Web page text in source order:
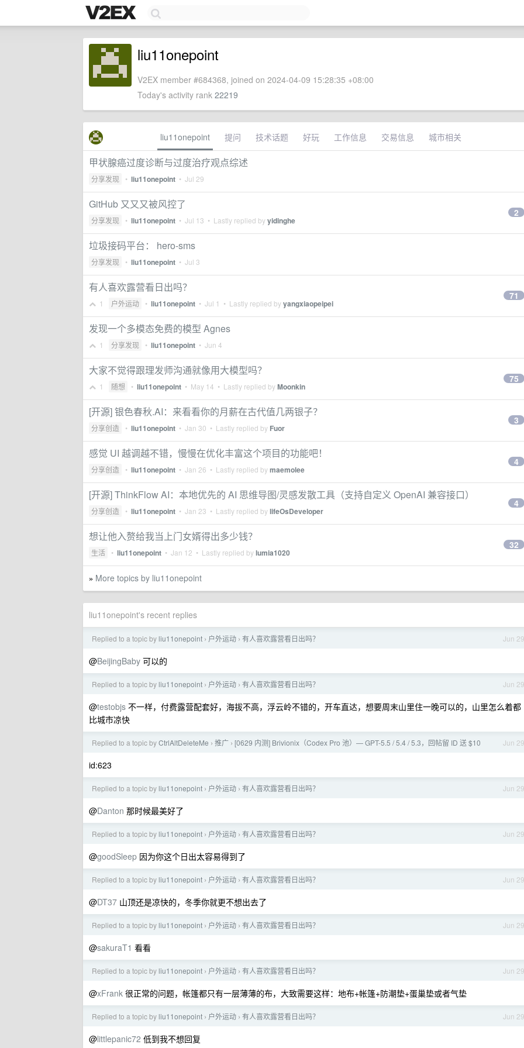
liu11onepoint
V2EX member #684368, joined on 2024-04-09 15:28:35 +08:00
Today's activity rank 22219
liu11onepoint 提问 技术话题 好玩 工作信息 交易信息 城市相关
甲状腺癌过度诊断与过度治疗观点综述
分享发现 • liu11onepoint • Jul 29
GitHub 又又又被风控了
分享发现 • liu11onepoint • Jul 13 • Lastly replied byyidinghe
2
垃圾接码平台： hero-sms
分享发现 • liu11onepoint • Jul 3
有人喜欢露营看日出吗？
1 户外运动 • liu11onepoint • Jul 1 • Lastly replied byyangxiaopeipei
71
发现一个多模态免费的模型 Agnes
1 分享发现 • liu11onepoint • Jun 4
大家不觉得跟理发师沟通就像用大模型吗？
1 随想 • liu11onepoint • May 14 • Lastly replied byMoonkin
75
[开源] 银色春秋.AI：来看看你的月薪在古代值几两银子？
分享创造 • liu11onepoint • Jan 30 • Lastly replied by Fuor
3
感觉 UI 越调越不错，慢慢在优化丰富这个项目的功能吧！
分享创造 • liu11onepoint • Jan 26 • Lastly replied bymaemolee
4
[开源] ThinkFlow AI：本地优先的 AI 思维导图/灵感发散工具（支持自定义 OpenAI 兼容接口）
分享创造 • liu11onepoint • Jan 23 • Lastly replied bylifeOsDeveloper
4
想让他入赘给我当上门女婿得出多少钱？
生活 • liu11onepoint • Jan 12 • Lastly replied bylumia1020
32
» More topics by liu11onepoint
liu11onepoint's recent replies
Jun 29
Replied to a topic by liu11onepoint › 户外运动 › 有人喜欢露营看日出吗？
@BeijingBaby 可以的
Jun 29
Replied to a topic by liu11onepoint › 户外运动 › 有人喜欢露营看日出吗？
@testobjs 不一样，付费露营配套好，海拔不高，浮云岭不错的，开车直达，想要周末山里住一晚可以的，山里怎么着都
比城市凉快
Jun 29
Replied to a topic byCtrlAltDeleteMe › 推广 › [0629 内测] Brivionix（Codex Pro 池）— GPT-5.5 / 5.4 / 5.3，回帖留 ID 送 $10
id:623
Jun 29
Replied to a topic by liu11onepoint › 户外运动 › 有人喜欢露营看日出吗？
@Danton 那时候最美好了
Jun 29
Replied to a topic by liu11onepoint › 户外运动 › 有人喜欢露营看日出吗？
@goodSleep 因为你这个日出太容易得到了
Jun 29
Replied to a topic by liu11onepoint › 户外运动 › 有人喜欢露营看日出吗？
@DT37 山顶还是凉快的，冬季你就更不想出去了
Jun 29
Replied to a topic by liu11onepoint › 户外运动 › 有人喜欢露营看日出吗？
@sakuraT1 看看
Jun 29
Replied to a topic by liu11onepoint › 户外运动 › 有人喜欢露营看日出吗？
@xFrank 很正常的问题，帐篷都只有一层薄薄的布，大致需要这样：地布+帐篷+防潮垫+蛋巢垫或者气垫
Jun 29
Replied to a topic by liu11onepoint › 户外运动 › 有人喜欢露营看日出吗？
@littlepanic72 低到我不想回复